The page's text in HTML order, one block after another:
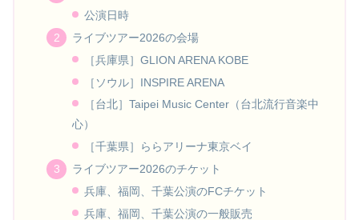
公演日時
ライブツアー2026の会場
［兵庫県］GLION ARENA KOBE
［ソウル］INSPIRE ARENA
［台北］Taipei Music Center（台北流行音楽中
心）
［千葉県］ららアリーナ東京ベイ
ライブツアー2026のチケット
兵庫、福岡、千葉公演のFCチケット
兵庫、福岡、千葉公演の一般販売